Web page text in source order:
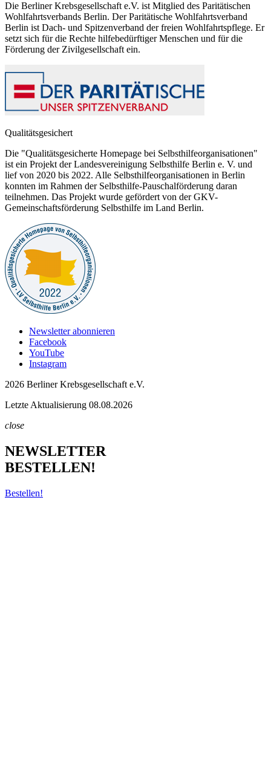
Die Berliner Krebsgesellschaft e.V. ist Mitglied des Paritätischen
Wohlfahrtsverbands Berlin. Der Paritätische Wohlfahrtsverband
Berlin ist Dach- und Spitzenverband der freien Wohlfahrtspflege. Er
setzt sich für die Rechte hilfebedürftiger Menschen und für die
Förderung der Zivilgesellschaft ein.
Qualitätsgesichert
Die "Qualitätsgesicherte Homepage bei Selbsthilfeorganisationen"
ist ein Projekt der Landesvereinigung Selbsthilfe Berlin e. V. und
lief von 2020 bis 2022. Alle Selbsthilfeorganisationen in Berlin
konnten im Rahmen der Selbsthilfe-Pauschalförderung daran
teilnehmen. Das Projekt wurde gefördert von der GKV-
Gemeinschaftsförderung Selbsthilfe im Land Berlin.
Newsletter abonnieren
Facebook
YouTube
Instagram
2026 Berliner Krebsgesellschaft e.V.
Letzte Aktualisierung 08.08.2026
close
NEWSLETTER
BESTELLEN!
Bestellen!